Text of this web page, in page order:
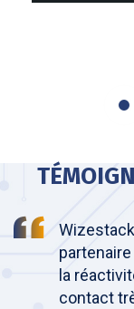
la
contact